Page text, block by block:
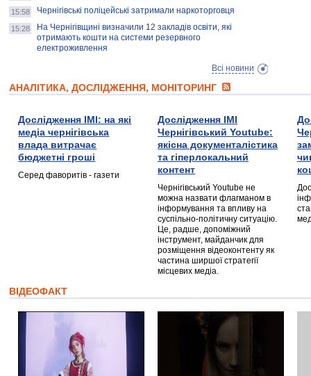
15:58 Чернігівські поліцейські затримали наркоторговця
15:28
На Чернігівщині визначили 12 закладів освіти, які
отримають кошти на системи резервного
електроживлення
Всі новини
АНАЛІТИКА, ДОСЛІДЖЕННЯ, МОНІТОРИНГ
Дослідження ІМІ: на які
медіа чернігівська
влада витрачає
бюджетні гроші
Серед фаворитів - газети
Дослідження ІМІ
Чернігівський Youtube:
якісна документалістика
та гіперлокальний
контент
Чернігівський Youtube не
можна назвати флагманом в
інформування та впливу на
суспільно-політичну ситуацію.
Це, радше, допоміжний
інструмент, майданчик для
розміщення відеоконтенту як
частина ширшої стратегії
місцевих медіа.
ВІДЕОФАКТ